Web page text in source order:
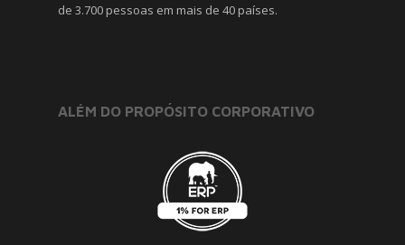
de 3.700 pessoas em mais de 40 países.
ALÉM DO PROPÓSITO CORPORATIVO